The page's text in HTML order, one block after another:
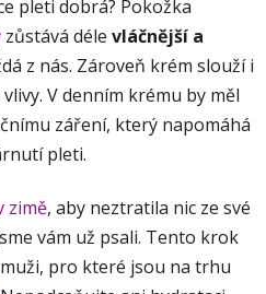
pleti dobrá? Pokožka
zůstává déle vláčnější a
z nás. Zároveň krém slouží i
V denním krému by měl
záření, který napomáhá
pleti.
zimě, aby neztratila nic ze své
vám už psali. Tento krok
pro které jsou na trhu